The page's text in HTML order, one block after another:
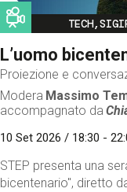
Image
L’uomo
Proiezione e
Modera Massimo
accompagnato da
10 Set 2026 / 18:30 -
STEP presenta una
bicentenario", diretto